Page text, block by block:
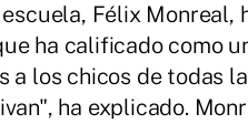
Félix
ha calificado como
a los chicos de todas
ha explicado.